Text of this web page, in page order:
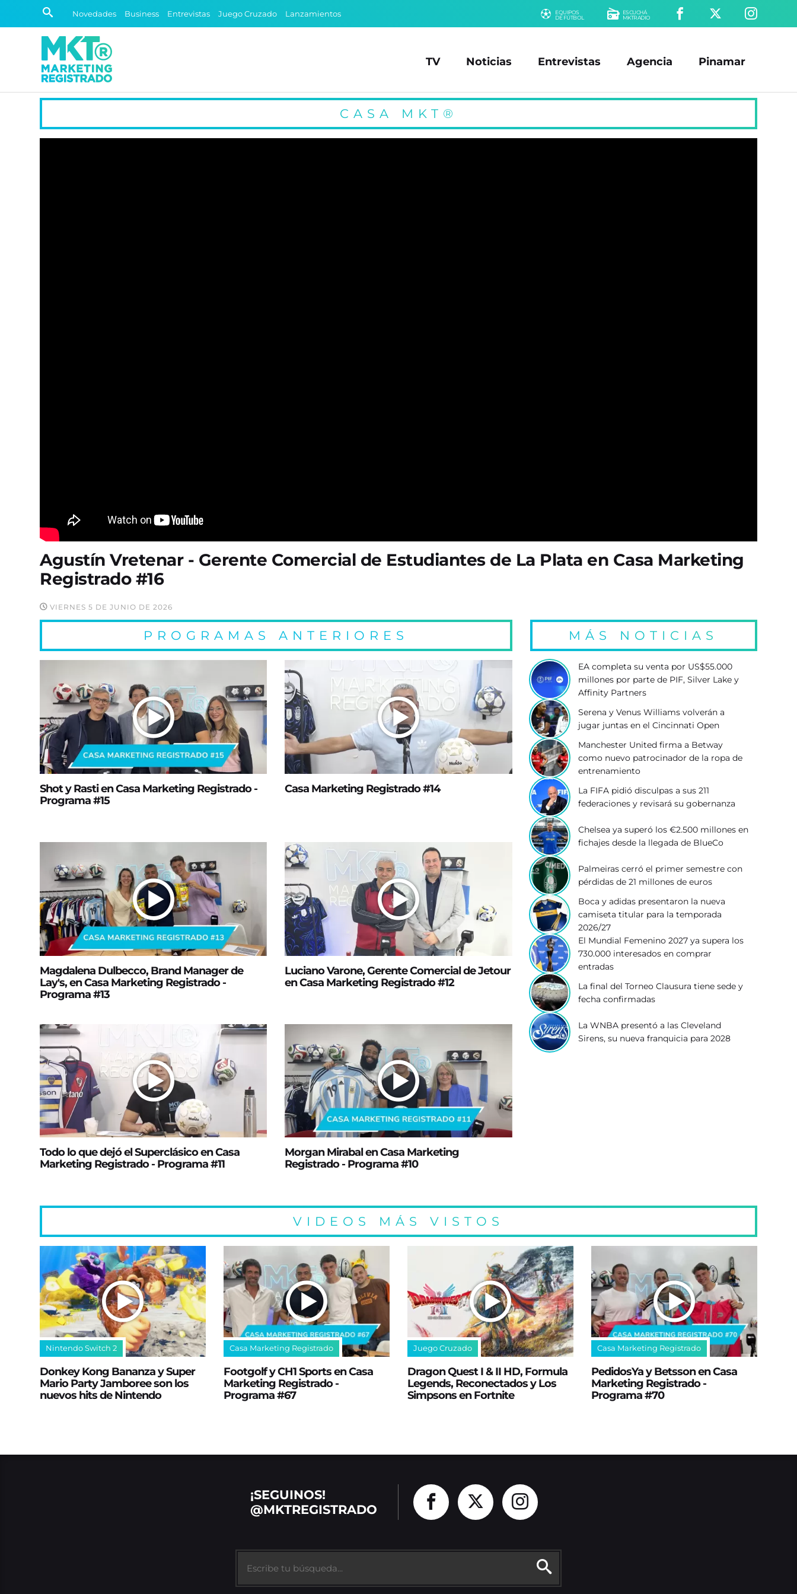
Novedades Business Entrevistas Juego Cruzado Lanzamientos
EQUIPOS
DE FÚTBOL
ESCUCHÁ
MKTRADIO
TV Noticias Entrevistas Agencia Pinamar
CASA MKT®
Agustín Vretenar - Gerente Comercial de Estudiantes de La Plata en Casa Marketing
Registrado #16
VIERNES 5 DE JUNIO DE 2026
PROGRAMAS ANTERIORES
Shot y Rasti en Casa Marketing Registrado -
Programa #15
Casa Marketing Registrado #14
Magdalena Dulbecco, Brand Manager de
Lay's, en Casa Marketing Registrado -
Programa #13
Luciano Varone, Gerente Comercial de Jetour
en Casa Marketing Registrado #12
Todo lo que dejó el Superclásico en Casa
Marketing Registrado - Programa #11
Morgan Mirabal en Casa Marketing
Registrado - Programa #10
MÁS NOTICIAS
EA completa su venta por US$55.000
millones por parte de PIF, Silver Lake y
Affinity Partners
Serena y Venus Williams volverán a
jugar juntas en el Cincinnati Open
Manchester United firma a Betway
como nuevo patrocinador de la ropa de
entrenamiento
La FIFA pidió disculpas a sus 211
federaciones y revisará su gobernanza
Chelsea ya superó los €2.500 millones en
fichajes desde la llegada de BlueCo
Palmeiras cerró el primer semestre con
pérdidas de 21 millones de euros
Boca y adidas presentaron la nueva
camiseta titular para la temporada
2026/27
El Mundial Femenino 2027 ya supera los
730.000 interesados en comprar
entradas
La final del Torneo Clausura tiene sede y
fecha confirmadas
La WNBA presentó a las Cleveland
Sirens, su nueva franquicia para 2028
VIDEOS MÁS VISTOS
Nintendo Switch 2
Donkey Kong Bananza y Super
Mario Party Jamboree son los
nuevos hits de Nintendo
Casa Marketing Registrado
Footgolf y CH1 Sports en Casa
Marketing Registrado -
Programa #67
Juego Cruzado
Dragon Quest I & II HD, Formula
Legends, Reconectados y Los
Simpsons en Fortnite
Casa Marketing Registrado
PedidosYa y Betsson en Casa
Marketing Registrado -
Programa #70
¡SEGUINOS!
@MKTREGISTRADO